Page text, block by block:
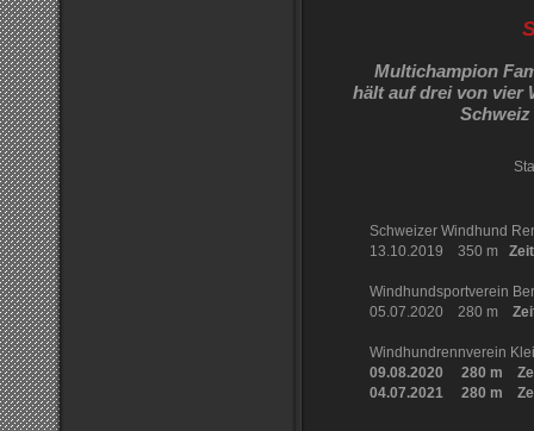
Multichampion
hält auf drei von vier
Schweizer Windhund
13.10.2019 350 m
Windhundsportverein
05.07.2020 280 m
Windhundrennverein
09.08.2020 280 m
04.07.2021 280 m